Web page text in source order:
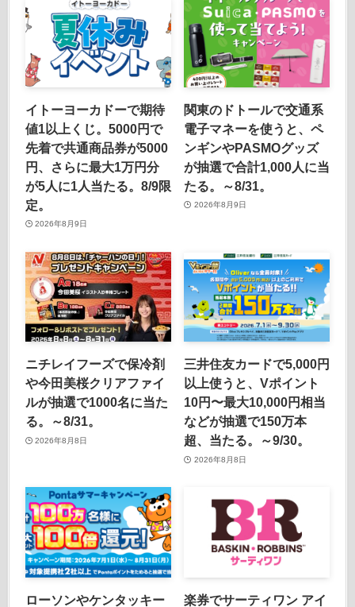
イトーヨーカドーで期待
値1以上くじ。5000円で
先着で共通商品券が5000
円、さらに最大1万円分
が5人に1人当たる。8/9限
定。
2026年8月9日
関東のドトールで交通系
電子マネーを使うと、ペ
ンギンやPASMOグッズ
が抽選で合計1,000人に当
たる。～8/31。
2026年8月9日
ニチレイフーズで保冷剤
や今田美桜クリアファイ
ルが抽選で1000名に当た
る。～8/31。
2026年8月8日
三井住友カードで5,000円
以上使うと、Vポイント
10円〜最大10,000円相当
などが抽選で150万本
超、当たる。～9/30。
2026年8月8日
ローソンやケンタッキー
楽券でサーティワン アイ